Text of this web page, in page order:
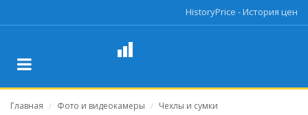
HistoryPrice - История цен
Главная / Фото и видеокамеры / Чехлы и сумки